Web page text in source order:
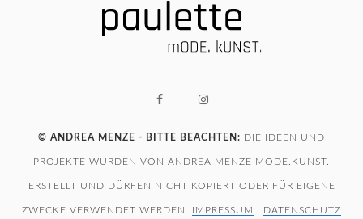
© ANDREA MENZE - BITTE BEACHTEN: DIE IDEEN UND
PROJEKTE WURDEN VON ANDREA MENZE MODE.KUNST.
ERSTELLT UND DÜRFEN NICHT KOPIERT ODER FÜR EIGENE
ZWECKE VERWENDET WERDEN. IMPRESSUM DATENSCHUTZ